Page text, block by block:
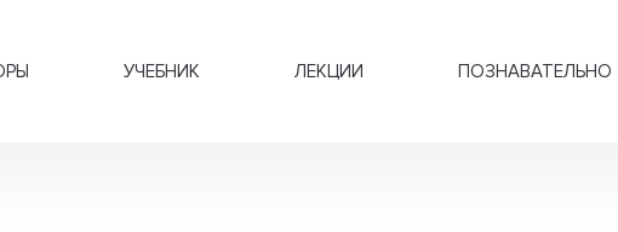
УЧЕБНИК ЛЕКЦИИ ПОЗНАВАТЕЛЬНО